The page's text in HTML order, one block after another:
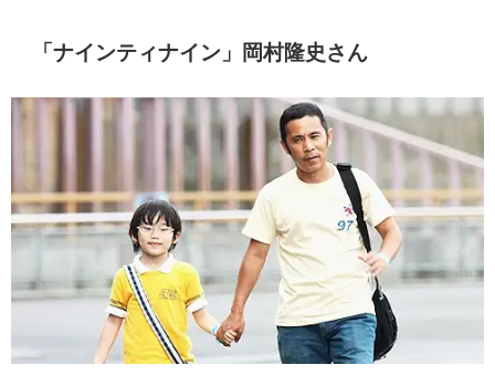
「ナインティナイン」岡村隆史さん